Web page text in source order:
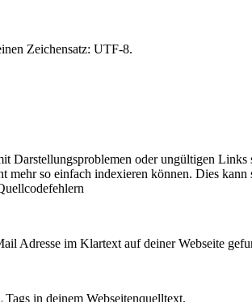
Zeichensatz: UTF-8.
Darstellungsproblemen oder ungültigen
mehr so einfach indexieren können. Dies
Adresse im Klartext auf deiner Webseite
in deinem Webseitenquelltext.